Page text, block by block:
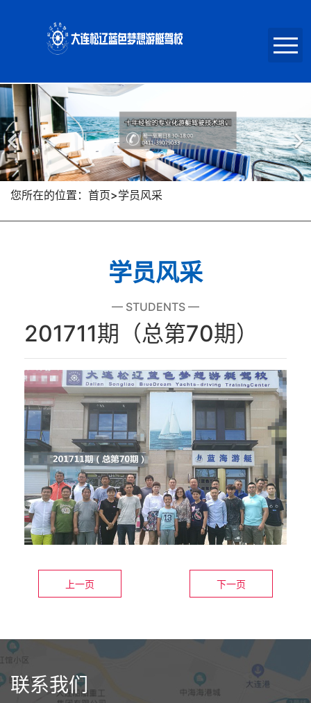
首页
关于我们
新闻动态
在线报名
联系我们
您所在的位置：首页>学员风采
学员风采
— STUDENTS —
201711期（总第70期）
上一页 下一页
联系我们